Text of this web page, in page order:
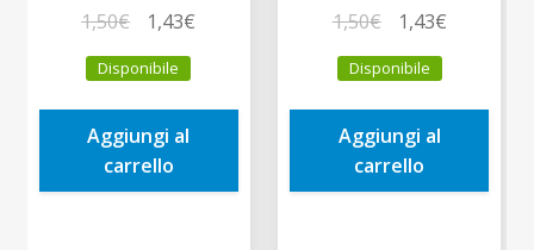
1,50€
prezzo
originale
era:
1,50€.
1,43€
è:
Disponibile
Aggiungi al
carrello
1,50€
prezzo
originale
era:
1,50€.
1,43€Il
è:
Disponibile
Aggiungi al
carrello